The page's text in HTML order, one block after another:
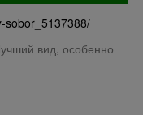
sobor_5137388/
вид, особенно